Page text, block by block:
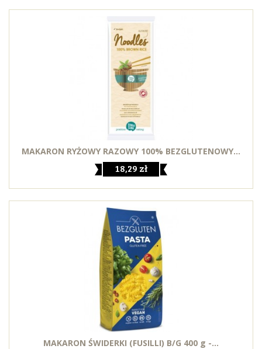
MAKARON RYŻOWY RAZOWY 100% BEZGLUTENOWY...
18,29 zł
MAKARON ŚWIDERKI (FUSILLI) B/G 400 g -...